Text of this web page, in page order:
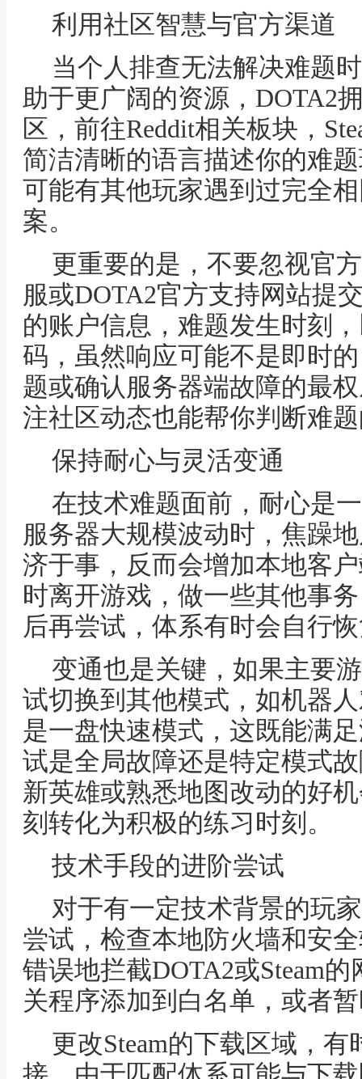
利用社区智慧与官方渠道
当个人排查无法解决难题
助于更广阔的资源，DOTA2
区，前往Reddit相关板块，
简洁清晰的语言描述你的难
可能有其他玩家遇到过完全
案。
更重要的是，不要忽视官
服或DOTA2官方支持网站提
的账户信息，难题发生时刻
码，虽然响应可能不是即时
题或确认服务器端故障的最
注社区动态也能帮你判断难
保持耐心与灵活变通
在技术难题面前，耐心是
服务器大规模波动时，焦躁
济于事，反而会增加本地客
时离开游戏，做一些其他事
后再尝试，体系有时会自行
变通也是关键，如果主要
试切换到其他模式，如机器
是一盘快速模式，这既能满
试是全局故障还是特定模式
新英雄或熟悉地图改动的好
刻转化为积极的练习时刻。
技术手段的进阶尝试
对于有一定技术背景的玩
尝试，检查本地防火墙和安
错误地拦截DOTA2或Steam
关程序添加到白名单，或者
更改Steam的下载区域，